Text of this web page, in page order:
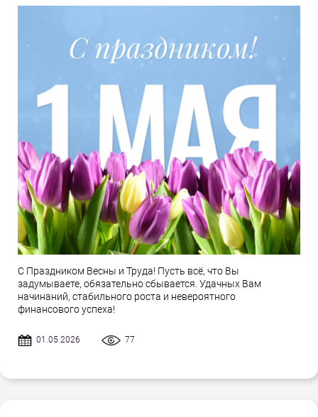
С Праздником Весны и Труда! Пусть всё, что Вы
задумываете, обязательно сбывается. Удачных Вам
начинаний, стабильного роста и невероятного
финансового успеха!
01.05.2026 77